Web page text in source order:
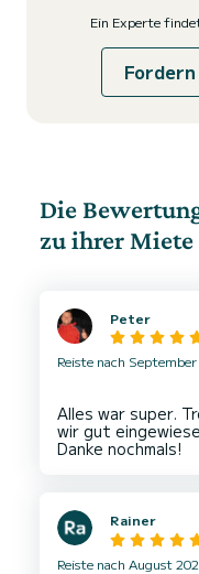
Ein Experte
Die
zu ihrer Miete
Peter
Reiste nach
Alles war super.
wir gut
Rainer
Reiste nach August